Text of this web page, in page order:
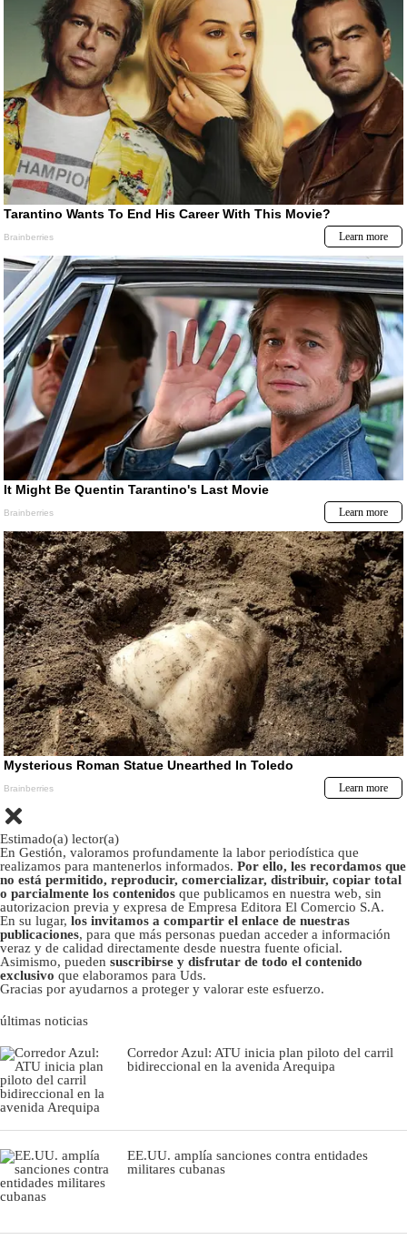
Estimado(a) lector(a)
En Gestión, valoramos profundamente la labor periodística que
realizamos para mantenerlos informados. Por ello, les recordamos que
no está permitido, reproducir, comercializar, distribuir, copiar total
o parcialmente los contenidos que publicamos en nuestra web, sin
autorizacion previa y expresa de Empresa Editora El Comercio S.A.
En su lugar, los invitamos a compartir el enlace de nuestras
publicaciones, para que más personas puedan acceder a información
veraz y de calidad directamente desde nuestra fuente oficial.
Asimismo, pueden suscribirse y disfrutar de todo el contenido
exclusivo que elaboramos para Uds.
Gracias por ayudarnos a proteger y valorar este esfuerzo.
últimas noticias
Corredor Azul: ATU inicia plan piloto del carril
bidireccional en la avenida Arequipa
EE.UU. amplía sanciones contra entidades
militares cubanas